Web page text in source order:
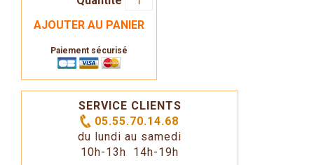
AJOUTER AU PANIER
Paiement sécurisé
SERVICE CLIENTS
05.55.70.14.68
du lundi au samedi
10h-13h 14h-19h